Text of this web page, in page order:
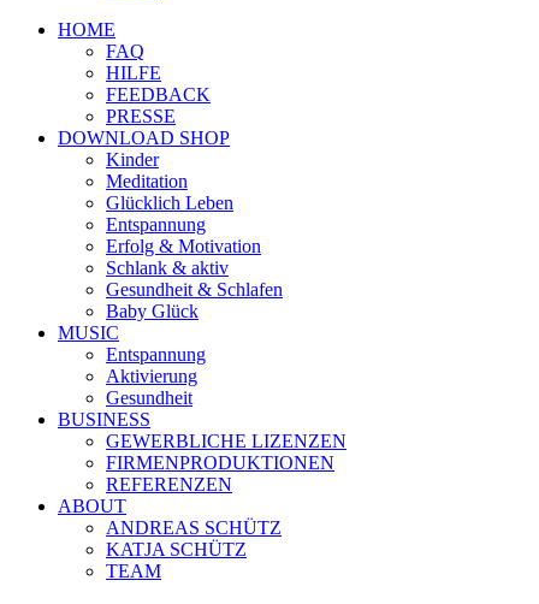
HOME
FAQ
HILFE
FEEDBACK
PRESSE
DOWNLOAD SHOP
Kinder
Meditation
Glücklich Leben
Entspannung
Erfolg & Motivation
Schlank & aktiv
Gesundheit & Schlafen
Baby Glück
MUSIC
Entspannung
Aktivierung
Gesundheit
BUSINESS
GEWERBLICHE LIZENZEN
FIRMENPRODUKTIONEN
REFERENZEN
ABOUT
ANDREAS SCHÜTZ
KATJA SCHÜTZ
TEAM